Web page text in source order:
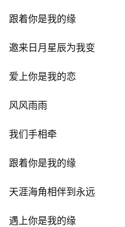
跟着你是我的缘
邀来日月星辰为我变
爱上你是我的恋
风风雨雨
我们手相牵
跟着你是我的缘
天涯海角相伴到永远
遇上你是我的缘